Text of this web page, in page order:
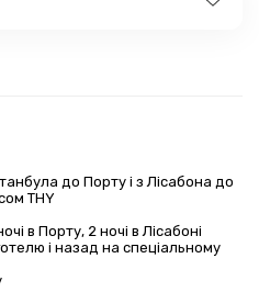
до Порту і з Лісабона до
THY
в Порту, 2 ночі в Лісабоні
і назад на спеціальному